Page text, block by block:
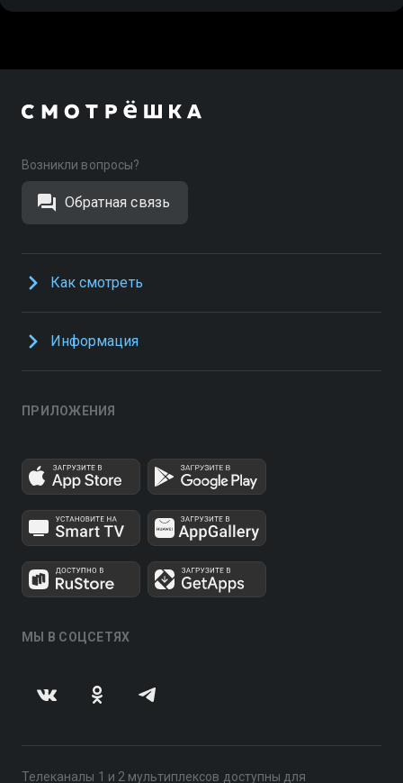
Возникли вопросы?
Обратная связь
Как смотреть
Информация
ПРИЛОЖЕНИЯ
МЫ В СОЦСЕТЯХ
Телеканалы 1 и 2 мультиплексов доступны для